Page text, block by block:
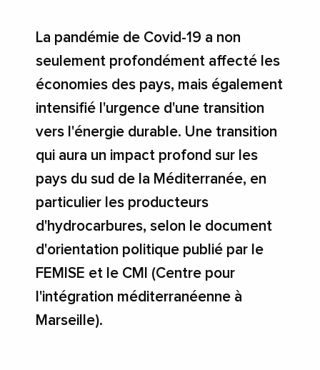
La pandémie de Covid-19 a non
seulement profondément affecté les
économies des pays, mais également
intensifié l'urgence d'une transition
vers l'énergie durable. Une transition
qui aura un impact profond sur les
pays du sud de la Méditerranée, en
particulier les producteurs
d'hydrocarbures, selon le document
d'orientation politique publié par le
FEMISE et le CMI (Centre pour
l'intégration méditerranéenne à
Marseille).